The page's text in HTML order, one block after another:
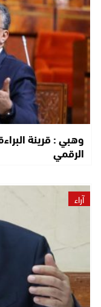
وهبي : قرينة
الرقمي
آراء